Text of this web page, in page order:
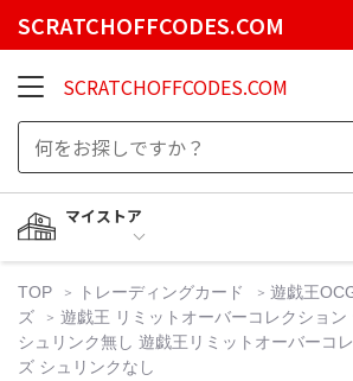
SCRATCHOFFCODES.COM
SCRATCHOFFCODES.COM
マイストア
TOP トレーディングカード
遊戯王
ズ
遊戯王 リミットオーバーコレクショ
シュリンク無し 遊戯王リミットオーバーコ
ズ シュリンクなし